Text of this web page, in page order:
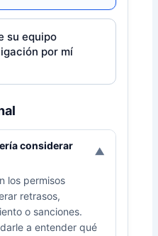
su equipo
por mí
considerar
▼
los permisos
retrasos,
o sanciones.
a entender qué